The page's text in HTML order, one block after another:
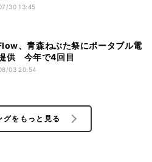
30 13:45
、青森ねぶた祭にポータブル電
供 今年で4回目
03 20:54
グをもっと見る